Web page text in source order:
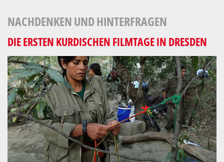
NACHDENKEN UND HINTERFRAGEN
DIE ERSTEN KURDISCHEN FILMTAGE IN DRESDEN